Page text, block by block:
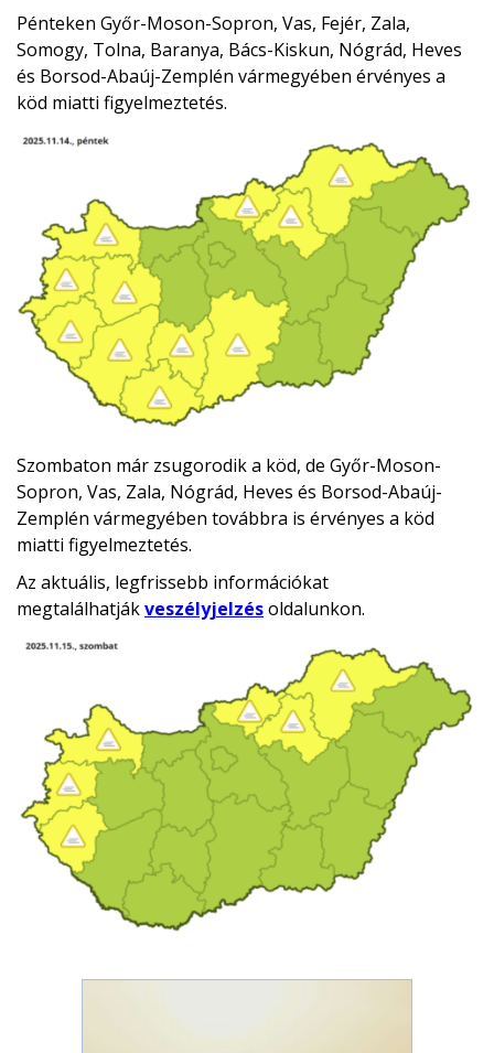
Pénteken Győr-Moson-Sopron, Vas, Fejér, Zala,
Somogy, Tolna, Baranya, Bács-Kiskun, Nógrád, Heves
és Borsod-Abaúj-Zemplén vármegyében érvényes a
köd miatti figyelmeztetés.
Szombaton már zsugorodik a köd, de Győr-Moson-
Sopron, Vas, Zala, Nógrád, Heves és Borsod-Abaúj-
Zemplén vármegyében továbbra is érvényes a köd
miatti figyelmeztetés.
Az aktuális, legfrissebb információkat
megtalálhatjákveszélyjelzésoldalunkon.